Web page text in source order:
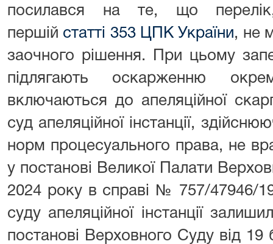
посилався на те, що
першій статті 353 ЦПК України, не
заочного рішення. При цьому
підлягають оскарженню
включаються до апеляційної
суд апеляційної інстанції,
норм процесуального права, не
у постанові Великої Палати
2024 року в справі № 757/47946/
суду апеляційної інстанції
постанові Верховного Суду від 19